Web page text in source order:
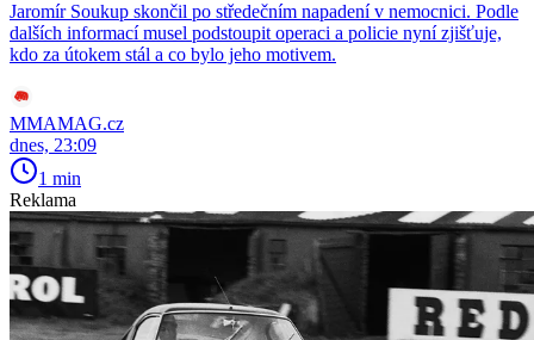
Jaromír Soukup skončil po středečním napadení v nemocnici. Podle
dalších informací musel podstoupit operaci a policie nyní zjišťuje,
kdo za útokem stál a co bylo jeho motivem.
MMAMAG.cz
dnes, 23:09
1 min
Reklama